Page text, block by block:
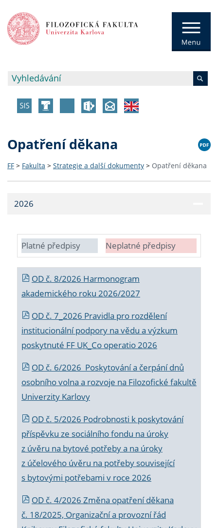
Opatření děkana
FF > Fakulta > Strategie a další dokumenty > Opatření děkana
2026
Platné předpisy Neplatné předpisy
OD č. 8/2026 Harmonogram
akademického roku 2026/2027
OD č. 7_2026 Pravidla pro rozdělení
institucionální podpory na vědu a výzkum
poskytnuté FF UK_Co operatio 2026
OD č. 6/2026 Poskytování a čerpání dnů
osobního volna a rozvoje na Filozofické fakultě
Univerzity Karlovy
OD č. 5/2026 Podrobnosti k poskytování
příspěvku ze sociálního fondu na úroky
z úvěru na bytové potřeby a na úroky
z účelového úvěru na potřeby související
s bytovými potřebami v roce 2026
OD č. 4/2026 Změna opatření děkana
č. 18/2025, Organizační a provozní řád